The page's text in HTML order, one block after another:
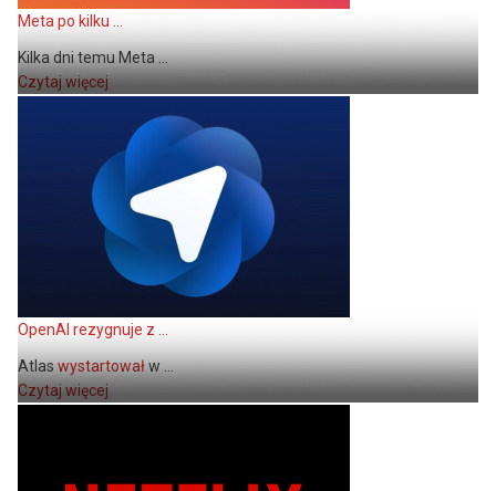
Meta po kilku ...
Kilka dni temu Meta ...
Czytaj więcej
OpenAI rezygnuje z ...
Atlaswystartowałw ...
Czytaj więcej